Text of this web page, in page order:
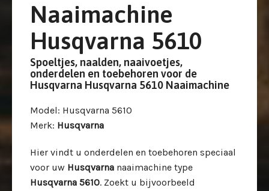
Naaimachine
Husqvarna 5610
Spoeltjes, naalden, naaivoetjes,
onderdelen en toebehoren voor de
Husqvarna Husqvarna 5610 Naaimachine
Model: Husqvarna 5610
Merk: Husqvarna
Hier vindt u onderdelen en toebehoren speciaal
voor uw Husqvarna naaimachine type
Husqvarna 5610. Zoekt u bijvoorbeeld